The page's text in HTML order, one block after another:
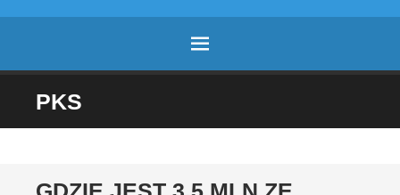
MENU
PRZESKOCZ
PKS